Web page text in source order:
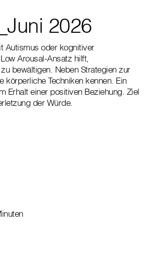
2026
Autismus oder kognitiver
Arousal-Ansatz hilft,
bewältigen. Neben Strategien zur
Techniken kennen. Ein
Erhalt einer positiven Beziehung. Ziel
der Würde.